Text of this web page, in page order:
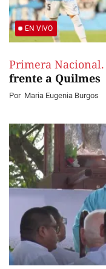
EN VIVO
Primera Nacional.
frente a Quilmes
Por Maria Eugenia Burgos